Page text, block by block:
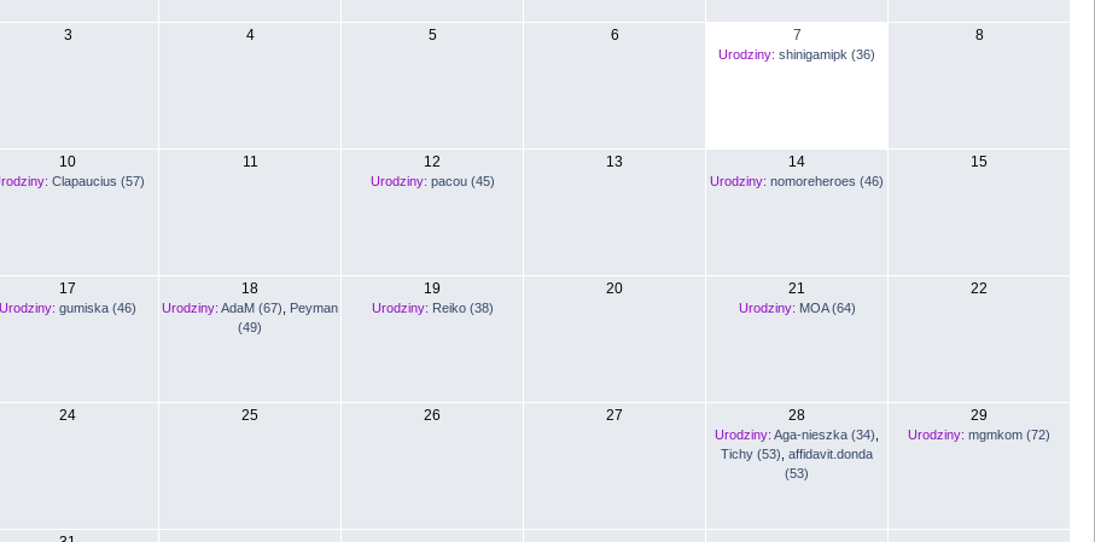
3 4 5 6 7
Urodziny: shinigamipk (36)
8
10
Clapaucius (57)
11 12
Urodziny: pacou (45)
13 14
Urodziny: nomoreheroes (46)
15
17
Urodziny: gumiska (46)
18
Urodziny: AdaM (67)
Peyman
(49)
19
Urodziny: Reiko (38)
20 21
Urodziny: MOA (64)
22
24 25 26 27 28
Urodziny: Aga-nieszka (34)
Tichy (53) affidavit.donda
(53)
29
Urodziny: mgmkom (72)